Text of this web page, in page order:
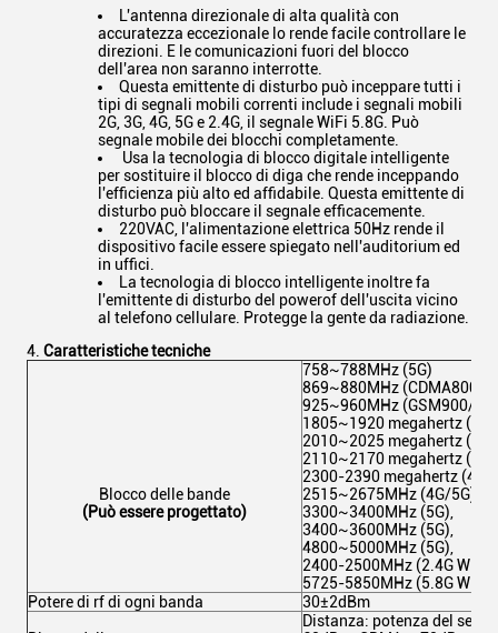
L'antenna direzionale di alta qualità con
accuratezza eccezionale lo rende facile controllare le
direzioni. E le comunicazioni fuori del blocco
dell'area non saranno interrotte.
Questa emittente di disturbo può inceppare tutti i
tipi di segnali mobili correnti include i segnali mobili
2G, 3G, 4G, 5G e 2.4G, il segnale WiFi 5.8G. Può
segnale mobile dei blocchi completamente.
Usa la tecnologia di blocco digitale intelligente
per sostituire il blocco di diga che rende inceppando
l'efficienza più alto ed affidabile. Questa emittente di
disturbo può bloccare il segnale efficacemente.
220VAC, l'alimentazione elettrica 50Hz rende il
dispositivo facile essere spiegato nell'auditorium ed
in uffici.
La tecnologia di blocco intelligente inoltre fa
l'emittente di disturbo del powerof dell'uscita vicino
al telefono cellulare. Protegge la gente da radiazione.
Caratteristiche tecniche
Blocco delle bande
(Può essere progettato)
758~788MHz (5G)
869~880MHz (CDMA800/
925~960MHz (GSM900/
1805~1920 megahertz (4G),
2010~2025 megahertz (4G),
2110~2170 megahertz
2300-2390 megahertz (4G),
2515~2675MHz (4G/5G)
3300~3400MHz (5G),
3400~3600MHz (5G),
4800~5000MHz (5G),
2400-2500MHz (2.4G WiFi),
5725-5850MHz (5.8G WiFi).
Potere di rf di ogni banda
30±2dBm
Distanza: potenza del